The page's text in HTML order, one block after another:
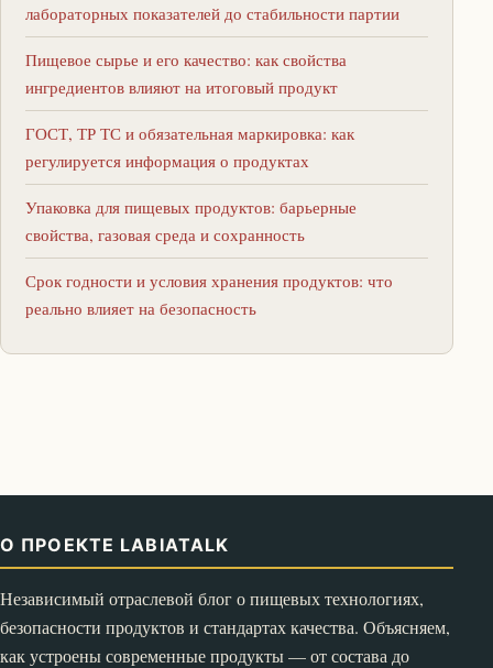
лабораторных показателей до стабильности партии
Пищевое сырье и его качество: как свойства
ингредиентов влияют на итоговый продукт
ГОСТ, ТР ТС и обязательная маркировка: как
регулируется информация о продуктах
Упаковка для пищевых продуктов: барьерные
свойства, газовая среда и сохранность
Срок годности и условия хранения продуктов: что
реально влияет на безопасность
О ПРОЕКТЕ LABIATALK
Независимый отраслевой блог о пищевых технологиях,
безопасности продуктов и стандартах качества. Объясняем,
как устроены современные продукты — от состава до